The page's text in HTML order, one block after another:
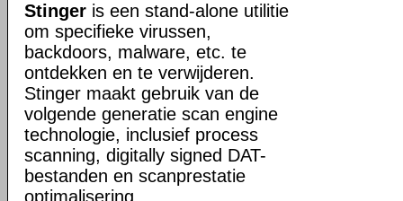
Stinger is een stand-alone utilitie
om specifieke virussen,
backdoors, malware, etc. te
ontdekken en te verwijderen.
Stinger maakt gebruik van de
volgende generatie scan engine
technologie, inclusief process
scanning, digitally signed DAT-
bestanden en scanprestatie
optimalisering.